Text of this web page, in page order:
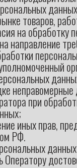
товаров,
на обработку
направление
неправомерные
при
иных прав,
РФ.